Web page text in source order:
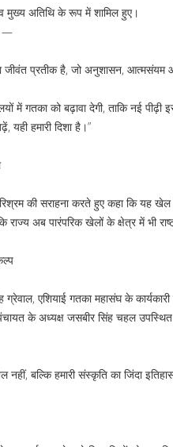
मुख्य अतिथि के रूप में शामिल हुए।
—
जीवंत प्रतीक है, जो अनुशासन, आत्मसंयम
में गतका को बढ़ावा देगी, ताकि नई पीढ़ी
हमारी दिशा है।”
की सराहना करते हुए कहा कि यह
अब पारंपरिक खेलों के क्षेत्र में भी
एशियाई गतका महासंघ के
के अध्यक्ष जसबीर सिंह चहल
बल्कि हमारी संस्कृति का जिंदा